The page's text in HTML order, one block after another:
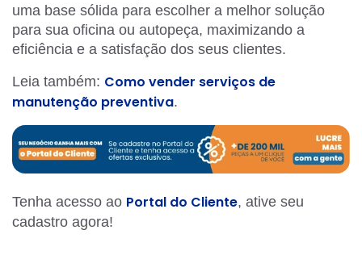
uma base sólida para escolher a melhor solução
para sua oficina ou autopeça, maximizando a
eficiência e a satisfação dos seus clientes.
Leia também: Como vender serviços de
manutenção preventiva.
Tenha acesso ao Portal do Cliente, ative seu
cadastro agora!